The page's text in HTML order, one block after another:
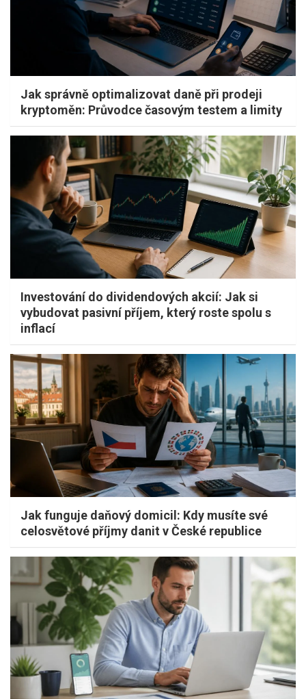
Jak správně optimalizovat daně při prodeji
kryptoměn: Průvodce časovým testem a limity
Investování do dividendových akcií: Jak si
vybudovat pasivní příjem, který roste spolu s
inflací
Jak funguje daňový domicil: Kdy musíte své
celosvětové příjmy danit v České republice